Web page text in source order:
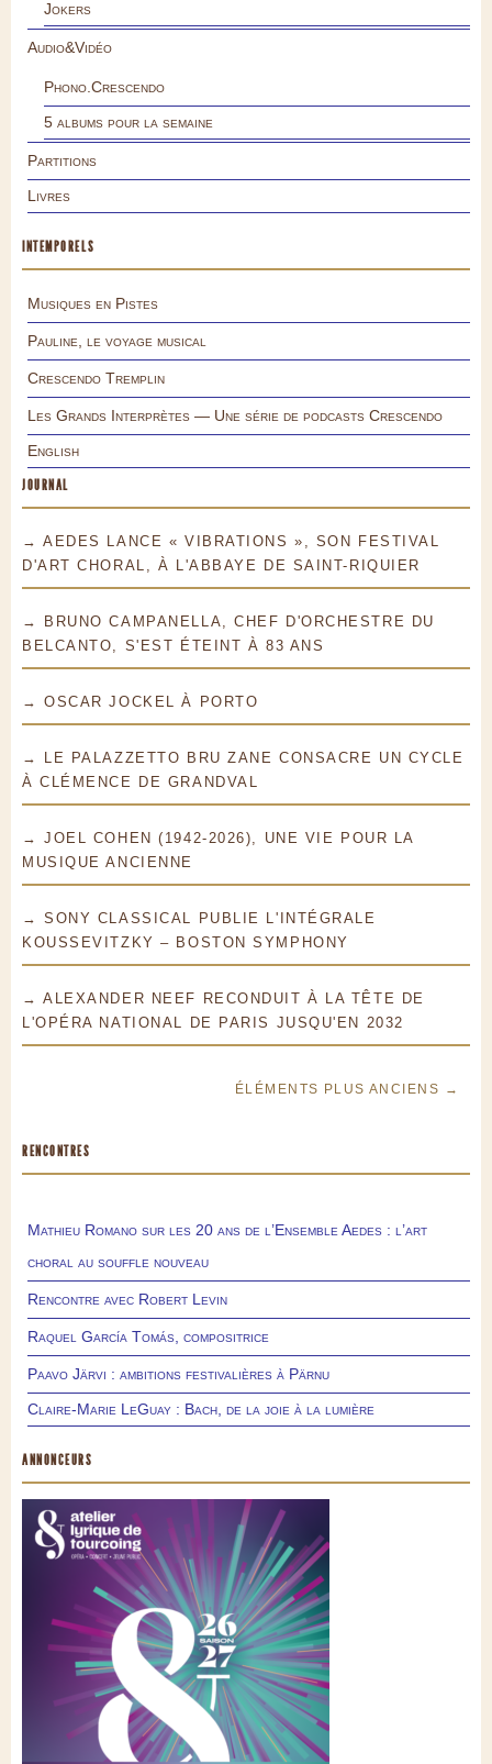
Jokers
Audio&Vidéo
Phono.Crescendo
5 albums pour la semaine
Partitions
Livres
INTEMPORELS
Musiques en Pistes
Pauline, le voyage musical
Crescendo Tremplin
Les Grands Interprètes — Une série de podcasts Crescendo
English
JOURNAL
→ AEDES LANCE « VIBRATIONS », SON FESTIVAL
D'ART CHORAL, À L'ABBAYE DE SAINT-RIQUIER
→ BRUNO CAMPANELLA, CHEF D'ORCHESTRE DU
BELCANTO, S'EST ÉTEINT À 83 ANS
→ OSCAR JOCKEL À PORTO
→ LE PALAZZETTO BRU ZANE CONSACRE UN CYCLE
À CLÉMENCE DE GRANDVAL
→ JOEL COHEN (1942-2026), UNE VIE POUR LA
MUSIQUE ANCIENNE
→ SONY CLASSICAL PUBLIE L'INTÉGRALE
KOUSSEVITZKY – BOSTON SYMPHONY
→ ALEXANDER NEEF RECONDUIT À LA TÊTE DE
L'OPÉRA NATIONAL DE PARIS JUSQU'EN 2032
ÉLÉMENTS PLUS ANCIENS →
RENCONTRES
Mathieu Romano sur les 20 ans de l’Ensemble Aedes : l’art
choral au souffle nouveau
Rencontre avec Robert Levin
Raquel García Tomás, compositrice
Paavo Järvi : ambitions festivalières à Pärnu
Claire-Marie LeGuay : Bach, de la joie à la lumière
ANNONCEURS